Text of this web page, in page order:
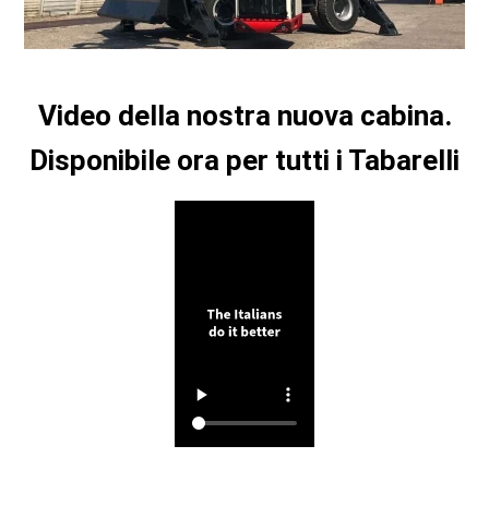
Video della nostra nuova cabina.
Disponibile ora per tutti i Tabarelli